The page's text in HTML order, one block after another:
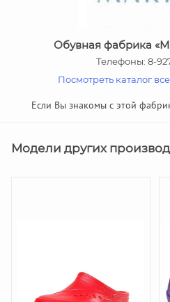
Обувная фабрика
Телефоны: 8-
Посмотреть каталог
Если Вы знакомы с этой
Модели других